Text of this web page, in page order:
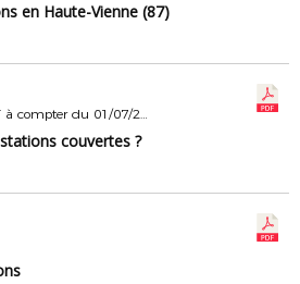
en Haute-Vienne (87)
ASSURANCES - HELMETT à compter du 01/07/2026
couvertes ?